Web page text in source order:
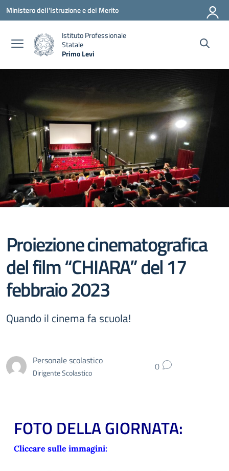
Vai ai contenuti
Vai al menu di navigazione
Vai al footer
Ministero dell'Istruzione e del Merito
Istituto Professionale
Statale
Primo Levi
Proiezione cinematografica
del film “CHIARA” del 17
febbraio 2023
Quando il cinema fa scuola!
Personale scolastico
Dirigente Scolastico 0
FOTO DELLA GIORNATA:
Cliccare sulle immagini: